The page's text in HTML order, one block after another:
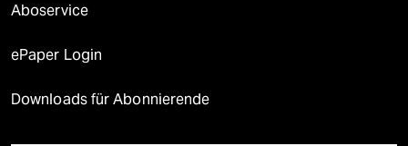
Aboservice
ePaper Login
Downloads für Abonnierende